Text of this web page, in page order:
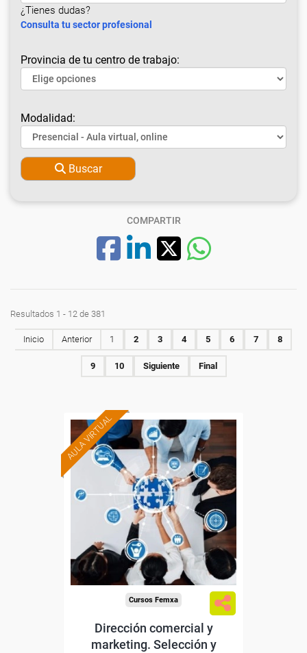
¿Tienes dudas?
Consulta tu sector profesional
Provincia de tu centro de trabajo:
Modalidad:
Buscar
COMPARTIR
Resultados 1 - 12 de 381
Inicio Anterior 1 2 3 4 5 6 7 8
9 10 Siguiente Final
AULA VIRTUAL Formación 100%
subvencionada.
Para trabajadores y
autónomos de Madrid.
Para todos los sectores.
Cursos Femxa
Dirección comercial y
marketing. Selección y